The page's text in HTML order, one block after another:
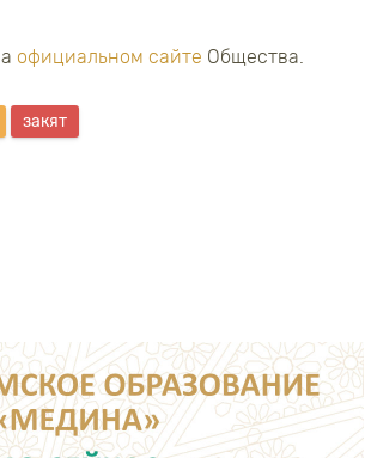
официальном сайте Общества.
закят